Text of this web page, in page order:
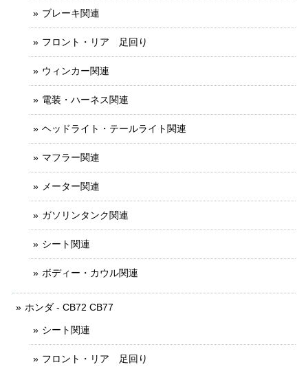
ブレーキ関連
フロント・リア 足回り
ウィンカー関連
電装・ハーネス関連
ヘッドライト・テールライト関連
マフラー関連
メーター関連
ガソリンタンク関連
シート関連
ボディー・カウル関連
ホンダ - CB72 CB77
シート関連
フロント・リア 足回り